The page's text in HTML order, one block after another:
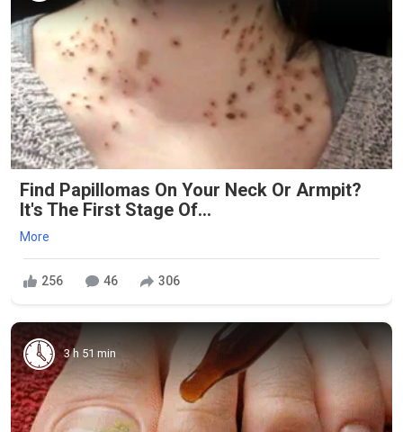
Find Papillomas On Your Neck Or Armpit?
It's The First Stage Of...
More
256 46 306
3 h 51 min